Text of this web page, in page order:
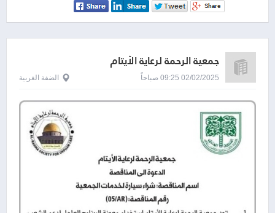
جمعية الرحمة لرعاية الأيتام
02/02/2025 09:25 صباحاً الضفة الغربية